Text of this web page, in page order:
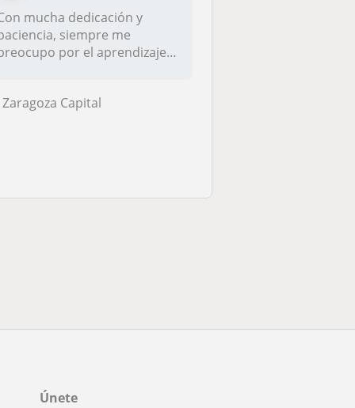
mucha dedicación y
siempre me
por el aprendizaje
Zaragoza Capital
Únete